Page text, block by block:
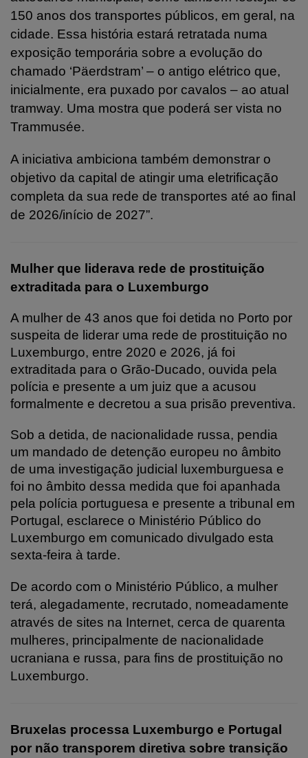
150 anos dos transportes públicos, em geral, na
cidade. Essa história estará retratada numa
exposição temporária sobre a evolução do
chamado ‘Päerdstram’ – o antigo elétrico que,
inicialmente, era puxado por cavalos – ao atual
tramway. Uma mostra que poderá ser vista no
Trammusée.
A iniciativa ambiciona também demonstrar o
objetivo da capital de atingir uma eletrificação
completa da sua rede de transportes até ao final
de 2026/início de 2027”.
Mulher que liderava rede de prostituição
extraditada para o Luxemburgo
A mulher de 43 anos que foi detida no Porto por
suspeita de liderar uma rede de prostituição no
Luxemburgo, entre 2020 e 2026, já foi
extraditada para o Grão-Ducado, ouvida pela
polícia e presente a um juiz que a acusou
formalmente e decretou a sua prisão preventiva.
Sob a detida, de nacionalidade russa, pendia
um mandado de detenção europeu no âmbito
de uma investigação judicial luxemburguesa e
foi no âmbito dessa medida que foi apanhada
pela polícia portuguesa e presente a tribunal em
Portugal, esclarece o Ministério Público do
Luxemburgo em comunicado divulgado esta
sexta-feira à tarde.
De acordo com o Ministério Público, a mulher
terá, alegadamente, recrutado, nomeadamente
através de sites na Internet, cerca de quarenta
mulheres, principalmente de nacionalidade
ucraniana e russa, para fins de prostituição no
Luxemburgo.
Bruxelas processa Luxemburgo e Portugal
por não transporem diretiva sobre transição